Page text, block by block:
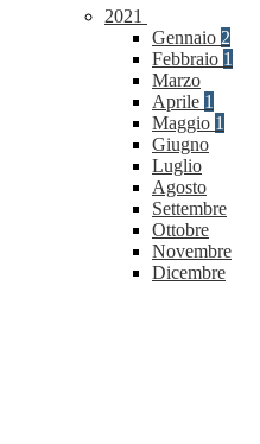
2021
Gennaio 2
Febbraio 1
Marzo
Aprile 1
Maggio 1
Giugno
Luglio
Agosto
Settembre
Ottobre
Novembre
Dicembre